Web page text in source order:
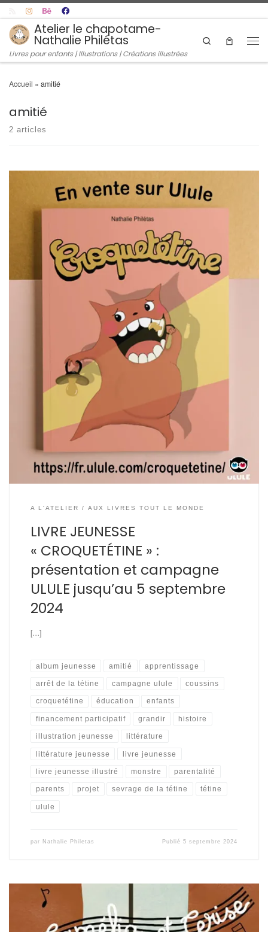
Skip to content
Atelier le chapotame-
Nathalie Philétas
Livres pour enfants | Illustrations | Créations illustrées
Search
Accueil » amitié
amitié
2 articles
A L'ATELIER AUX LIVRES TOUT LE MONDE
LIVRE JEUNESSE
« CROQUETÉTINE » :
présentation et campagne
ULULE jusqu’au 5 septembre
2024
[…]
album jeunesse amitié apprentissage
arrêt de la tétine campagne ulule coussins
croquetétine éducation enfants
financement participatif grandir histoire
illustration jeunesse littérature
littérature jeunesse livre jeunesse
livre jeunesse illustré monstre parentalité
parents projet sevrage de la tétine tétine
ulule
par Nathalie Philetas Publié5 septembre 2024